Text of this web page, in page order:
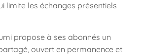
limite les échanges présentiels
propose à ses abonnés un
ouvert en permanence et